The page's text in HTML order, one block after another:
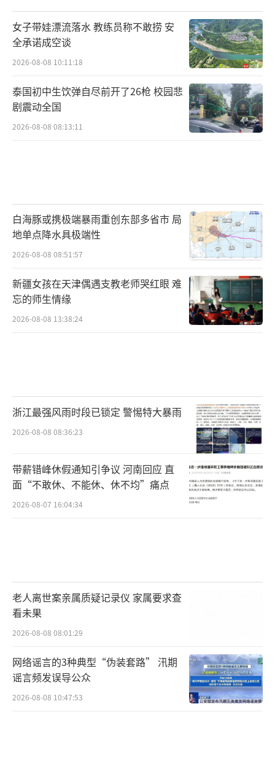
不只如此。面对外部不确定性因素上升，
中国经济展现的韧性，令外界印象深刻。以外
贸为例，尽管全球经贸增长艰难、贸易保护主
义抬头，5月份中国货物进出口总额同比增长1
6.9%，其中出口和进口均保持两位数增长。亮
眼的数据，不仅反映了中国经济的韧性和活
力，也为世界经贸发展和全球产业链供应链稳
国内供强需弱矛盾仍较突出，但中国经济长期
向好的基本面没有改变。随着中国推进实
施“十五五”规划，中国经济蕴藏的产业、内
需与开放潜力将进一步迸发。这就不难理解，
穆迪、惠誉等国际评级机构何以认可中国经济
表现，国际资本何以纷纷加码布局中国，因为
女子带娃漂流落水 教练员称不敢捞 安
全承诺成空谈
2026-08-08 10:11:18
泰国初中生饮弹自尽前开了26枪 校园悲
剧震动全国
2026-08-08 08:13:11
白海豚或携极端暴雨重创东部多省市 局
地单点降水具极端性
2026-08-08 08:51:57
新疆女孩在天津偶遇支教老师哭红眼 难
忘的师生情缘
2026-08-08 13:38:24
浙江最强风雨时段已锁定 警惕特大暴雨
2026-08-08 08:36:23
带薪错峰休假通知引争议 河南回应 直
面“不敢休、不能休、休不均”痛点
2026-08-07 16:04:34
老人离世案亲属质疑记录仪 家属要求查
看未果
2026-08-08 08:01:29
网络谣言的3种典型“伪装套路” 汛期
谣言频发误导公众
2026-08-08 10:47:53